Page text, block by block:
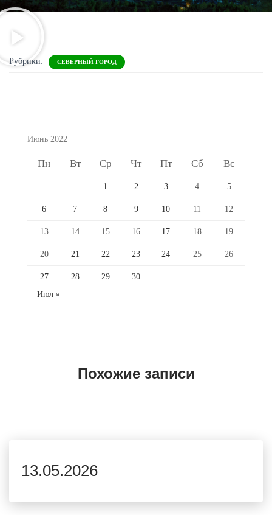
Рубрики: СЕВЕРНЫЙ ГОРОД
Июнь 2022
Пн Вт Ср Чт Пт Сб Вс
1 2 3 4 5
6 7 8 9 10 11 12
13 14 15 16 17 18 19
20 21 22 23 24 25 26
27 28 29
30
Июл »
Похожие записи
13.05.2026